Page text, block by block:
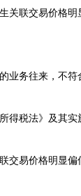
联交易价格明
务往来，不符
税法》及其实
易价格明显偏